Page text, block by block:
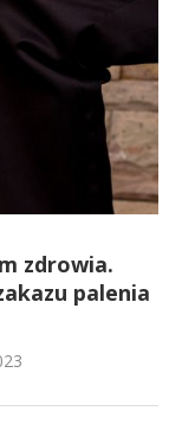
zdrowia.
palenia